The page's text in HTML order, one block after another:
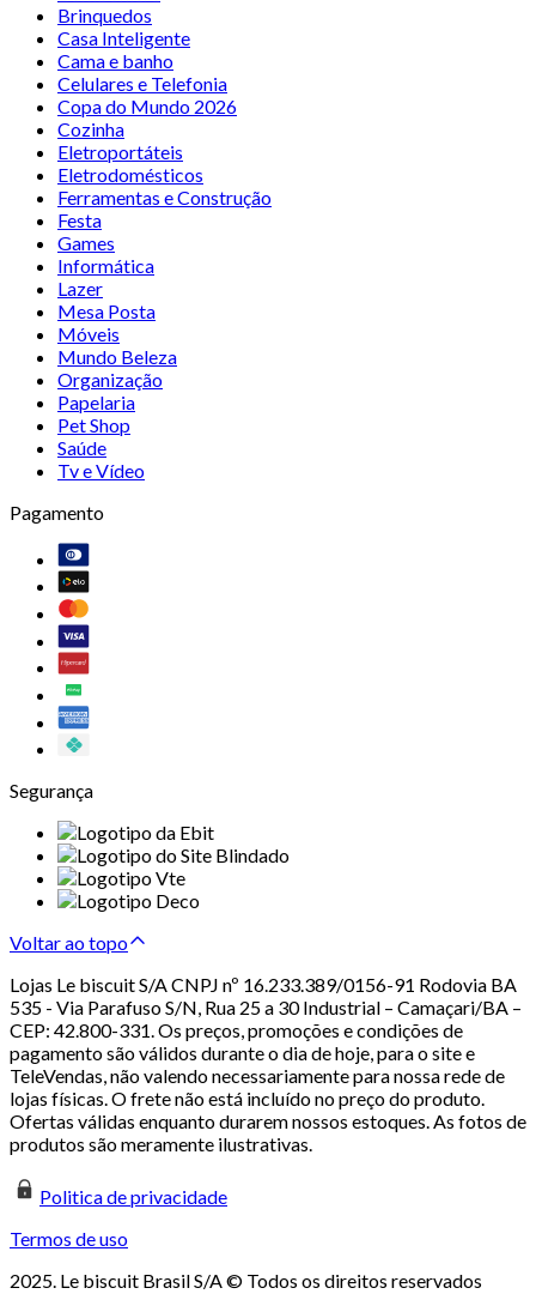
Brinquedos
Casa Inteligente
Cama e banho
Celulares e Telefonia
Copa do Mundo 2026
Cozinha
Eletroportáteis
Eletrodomésticos
Ferramentas e Construção
Festa
Games
Informática
Lazer
Mesa Posta
Móveis
Mundo Beleza
Organização
Papelaria
Pet Shop
Saúde
Tv e Vídeo
Pagamento
Segurança
Voltar ao topo
Lojas Le biscuit S/A CNPJ nº 16.233.389/0156-91 Rodovia BA
535 - Via Parafuso S/N, Rua 25 a 30 Industrial – Camaçari/BA –
CEP: 42.800-331. Os preços, promoções e condições de
pagamento são válidos durante o dia de hoje, para o site e
TeleVendas, não valendo necessariamente para nossa rede de
lojas físicas. O frete não está incluído no preço do produto.
Ofertas válidas enquanto durarem nossos estoques. As fotos de
produtos são meramente ilustrativas.
Politica de privacidade
Termos de uso
2025. Le biscuit Brasil S/A © Todos os direitos reservados